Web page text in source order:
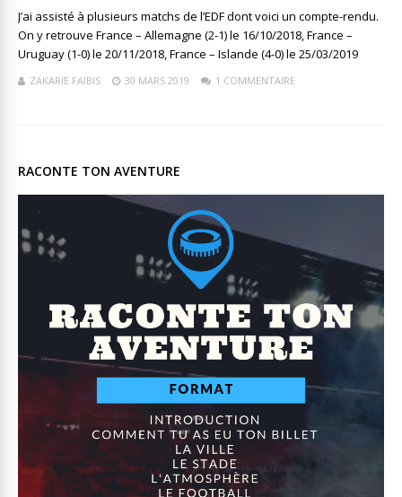
J’ai assisté à plusieurs matchs de l’EDF dont voici un compte-rendu.
On y retrouve France – Allemagne (2-1) le 16/10/2018, France –
Uruguay (1-0) le 20/11/2018, France – Islande (4-0) le 25/03/2019
ZAKARIE FAIBIS 30 MARS 2019 1 COMMENTAIRE
RACONTE TON AVENTURE